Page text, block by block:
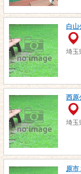
白山
埼玉
西原
埼玉
原市